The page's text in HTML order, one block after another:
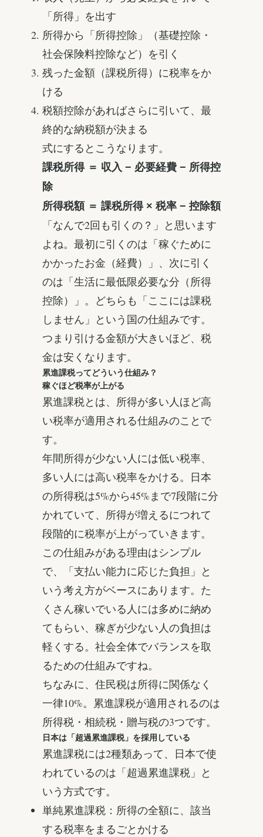
「所得」を出す
所得から「所得控除」（基礎控除・
社会保険料控除など）を引く
残った金額（課税所得）に税率をか
ける
税額控除があればさらに引いて、最
終的な納税額が決まる
式にするとこうなります。
課税所得 ＝ 収入 − 必要経費 − 所得控
除
所得税額 ＝ 課税所得 × 税率 − 控除額
「なんで2回も引くの？」と思います
よね。最初に引くのは「稼ぐために
かかったお金（経費）」、次に引く
のは「生活に最低限必要な分（所得
控除）」。どちらも「ここには課税
しません」という国の仕組みです。
つまり引ける金額が大きいほど、税
金は安くなります。
累進課税ってどういう仕組み？
稼ぐほど税率が上がる
累進課税とは、所得が多い人ほど高
い税率が適用される仕組みのことで
す。
年間所得が少ない人には低い税率、
多い人には高い税率をかける。日本
の所得税は5%から45%まで7段階に分
かれていて、所得が増えるにつれて
段階的に税率が上がっていきます。
この仕組みがある理由はシンプル
で、「支払い能力に応じた負担」と
いう考え方がベースにあります。た
くさん稼いでいる人には多めに納め
てもらい、稼ぎが少ない人の負担は
軽くする。社会全体でバランスを取
るための仕組みですね。
ちなみに、住民税は所得に関係なく
一律10%。累進課税が適用されるのは
所得税・相続税・贈与税の3つです。
日本は「超過累進課税」を採用している
累進課税には2種類あって、日本で使
われているのは「超過累進課税」と
いう方式です。
単純累進課税：所得の全額に、該当
する税率をまるごとかける